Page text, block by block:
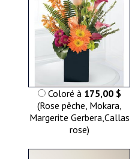
Coloré à 175,00 $
(Rose pêche, Mokara,
Margerite Gerbera,Callas
rose)